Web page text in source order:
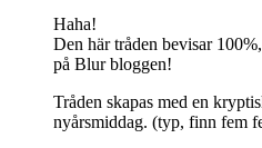
Haha!
Den här tråden bevisar
på Blur bloggen!
Tråden skapas med en
nyårsmiddag. (typ, finn fem